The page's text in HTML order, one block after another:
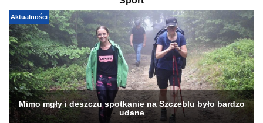
Aktualności
Mimo mgły i deszczu spotkanie na Szczeblu było bardzo
udane